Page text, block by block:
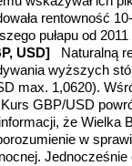
rentowność
pułapu od
USD]
Naturalną
wyższych
max. 1,0620).
GBP/USD
że Wielka
w